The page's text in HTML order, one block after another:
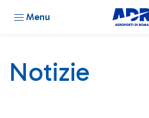
Menu
Notizie